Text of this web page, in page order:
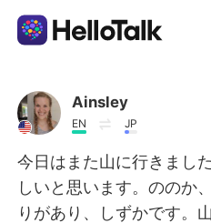
語言交換應用
AI Grammar Checker
繁體中文
Ainsley
EN JP
今日はまた山に行きまし
しいと思います。ののか
りがあり、しずかです。